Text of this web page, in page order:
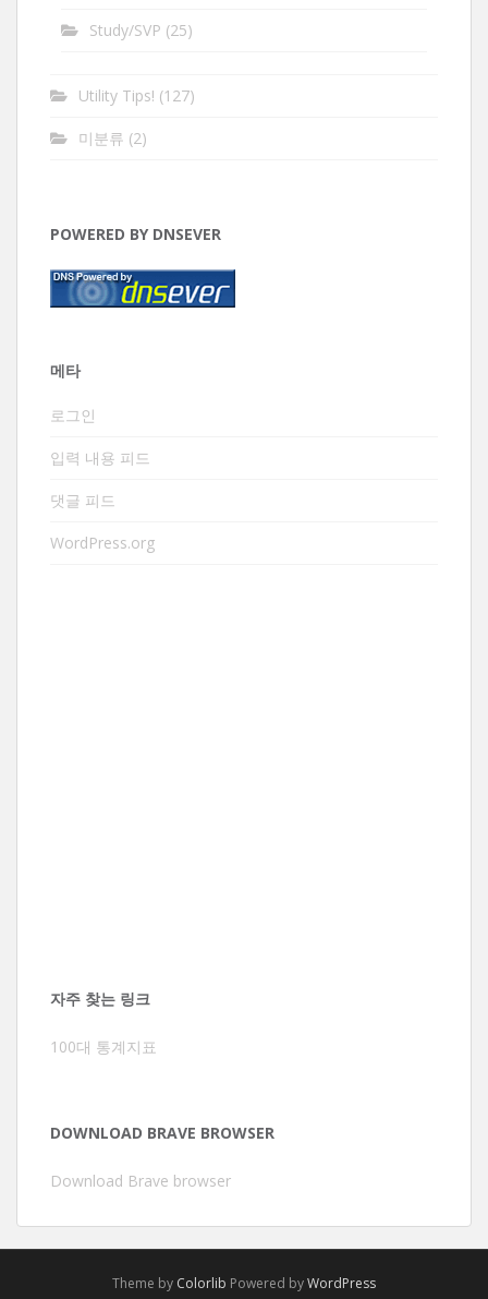
Study/SVP (25)
Utility Tips! (127)
미분류 (2)
POWERED BY DNSEVER
메타
로그인
입력 내용 피드
댓글 피드
WordPress.org
자주 찾는 링크
100대 통계지표
DOWNLOAD BRAVE BROWSER
Download Brave browser
Theme by Colorlib Powered byWordPress